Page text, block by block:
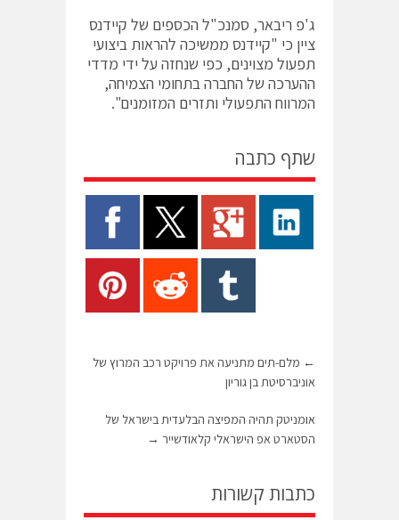
ג'פ ריבאר, סמנכ"ל הכספים של קיידנס
ציין כי "קיידנס ממשיכה להראות ביצועי
תפעול מצוינים, כפי שנחזה על ידי מדדי
ההערכה של החברה בתחומי הצמיחה,
המרווח התפעולי ותזרים המזומנים".
שתף כתבה
← מלם-תים מתניעה את פרויקט רכב המרוץ של
אוניברסיטת בן גוריון
אומניטק תהיה המפיצה הבלעדית בישראל של
הסטארט אפ הישראלי קלאודשייר →
כתבות קשורות